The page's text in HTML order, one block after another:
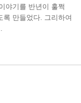
야기를 반년이 훌쩍
록 만들었다. 그리하여